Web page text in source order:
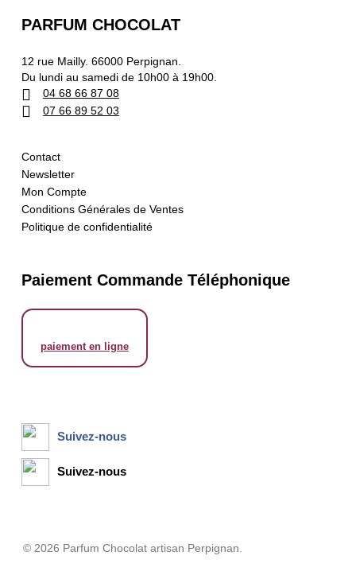
PARFUM CHOCOLAT
12 rue Mailly. 66000 Perpignan.
Du lundi au samedi de 10h00 à 19h00.
04 68 66 87 08
07 66 89 52 03
Contact
Newsletter
Mon Compte
Conditions Générales de Ventes
Politique de confidentialité
Paiement Commande Téléphonique
Suivez-nous
Suivez-nous
© 2026 Parfum Chocolat artisan Perpignan.